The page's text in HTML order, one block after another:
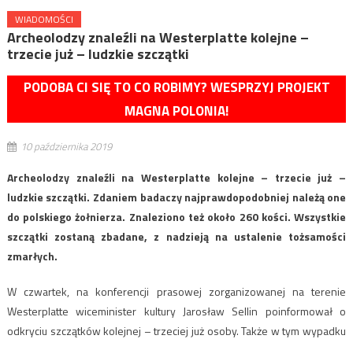
WIADOMOŚCI
Archeolodzy znaleźli na Westerplatte kolejne –
trzecie już – ludzkie szczątki
PODOBA CI SIĘ TO CO ROBIMY? WESPRZYJ PROJEKT
MAGNA POLONIA!
10 października 2019
Archeolodzy znaleźli na Westerplatte kolejne – trzecie już –
ludzkie szczątki. Zdaniem badaczy najprawdopodobniej należą one
do polskiego żołnierza. Znaleziono też około 260 kości. Wszystkie
szczątki zostaną zbadane, z nadzieją na ustalenie tożsamości
zmarłych.
W czwartek, na konferencji prasowej zorganizowanej na terenie
Westerplatte wiceminister kultury Jarosław Sellin poinformował o
odkryciu szczątków kolejnej – trzeciej już osoby. Także w tym wypadku